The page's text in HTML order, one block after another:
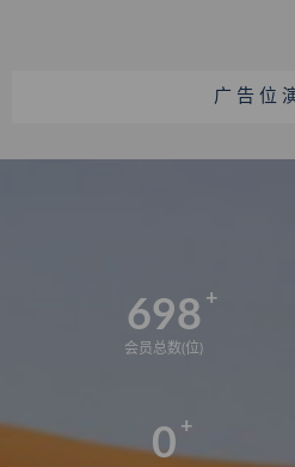
广 告 位
698
会员总数(位)
0